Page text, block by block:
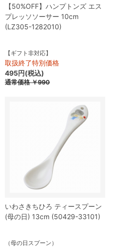
【50%OFF】ハンプトンズ エス
プレッソソーサー 10cm
(LZ305-1282010)
【ギフト非対応】
取扱終了特別価格
495円(税込)
通常価格￥990
いわさきちひろ ティースプーン
(母の日) 13cm (50429-33101)
（母の日スプーン）